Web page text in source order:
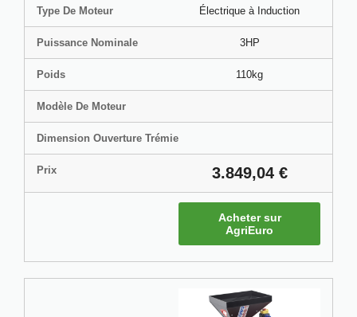
Type De Moteur Électrique à Induction
Puissance Nominale 3HP
Poids 110kg
Modèle De Moteur
Dimension Ouverture Trémie
Prix 3.849,04 €
Acheter sur
AgriEuro